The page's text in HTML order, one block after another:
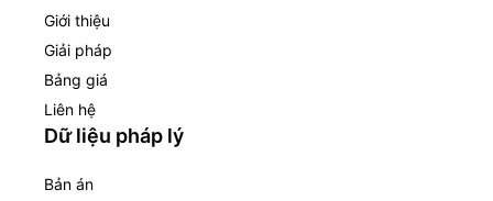
Giới thiệu
Giải pháp
Bảng giá
Liên hệ
Dữ liệu pháp lý
Bản án